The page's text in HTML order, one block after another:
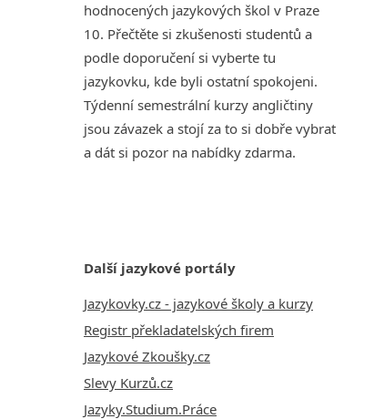
hodnocených jazykových škol v Praze
10. Přečtěte si zkušenosti studentů a
podle doporučení si vyberte tu
jazykovku, kde byli ostatní spokojeni.
Týdenní semestrální kurzy angličtiny
jsou závazek a stojí za to si dobře vybrat
a dát si pozor na nabídky zdarma.
Další jazykové portály
Jazykovky.cz - jazykové školy a kurzy
Registr překladatelských firem
Jazykové Zkoušky.cz
Slevy Kurzů.cz
Jazyky.Studium.Práce